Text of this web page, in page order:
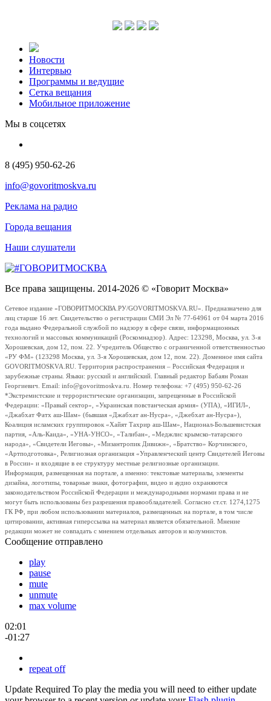
Новости
Интервью
Программы и ведущие
Сетка вещания
Мобильное приложение
Мы в соцсетях
8 (495) 950-62-26
info@govoritmoskva.ru
Реклама на радио
Города вещания
Наши слушатели
Все права защищены. 2014-2026 © «Говорит Москва»
Сетевое издание «ГОВОРИТМОСКВА.РУ/GOVORITMOSKVA.RU». Предназначено для
лиц старше 16 лет. Свидетельство о регистрации СМИ Эл № 77-64961 от 04 марта 2016
года выдано Федеральной службой по надзору в сфере связи, информационных
технологий и массовых коммуникаций (Роскомнадзор). Адрес: 123298, Москва, ул. 3-я
Хорошевская, дом 12, пом. 22. Учредитель Общество с ограниченной ответственностью
«РУ ФМ» (123298 Москва, ул. 3-я Хорошевская, дом 12, пом. 22). Доменное имя сайта
GOVORITMOSKVA.RU. Территория распространения – Российская Федерация и
зарубежные страны. Языки: русский и английский. Главный редактор Бабаян Роман
Георгиевич. Email: info@govoritmoskva.ru. Номер телефона: +7 (495) 950-62-26
*Экстремистские и террористические организации, запрещенные в Российской
Федерации: «Правый сектор», «Украинская повстанческая армия» (УПА), «ИГИЛ»,
«Джабхат Фатх аш-Шам» (бывшая «Джабхат ан-Нусра», «Джебхат ан-Нусра»),
Коалиция исламских группировок «Хайят Тахрир аш-Шам», Национал-Большевистская
партия, «Аль-Каида», «УНА-УНСО», «Талибан», «Меджлис крымско-татарского
народа», «Свидетели Иеговы», «Мизантропик Дивижн», «Братство» Корчинского,
«Артподготовка», Религиозная организация «Управленческий центр Свидетелей Иеговы
в России» и входящие в ее структуру местные религиозные организации.
Информация, размещенная на портале, а именно: текстовые материалы, элементы
дизайна, логотипы, товарные знаки, фотографии, видео и аудио охраняются
законодательством Российской Федерации и международными нормами права и не
могут быть использованы без разрешения правообладателей. Согласно ст.ст. 1274,1275
ГК РФ, при любом использовании материалов, размещенных на портале, в том числе
цитировании, активная гиперссылка на материал является обязательной. Мнение
редакции может не совпадать с мнением отдельных авторов и колумнистов.
Сообщение отправлено
play
pause
mute
unmute
max volume
02:01
-01:27
repeat off
Update Required To play the media you will need to either update